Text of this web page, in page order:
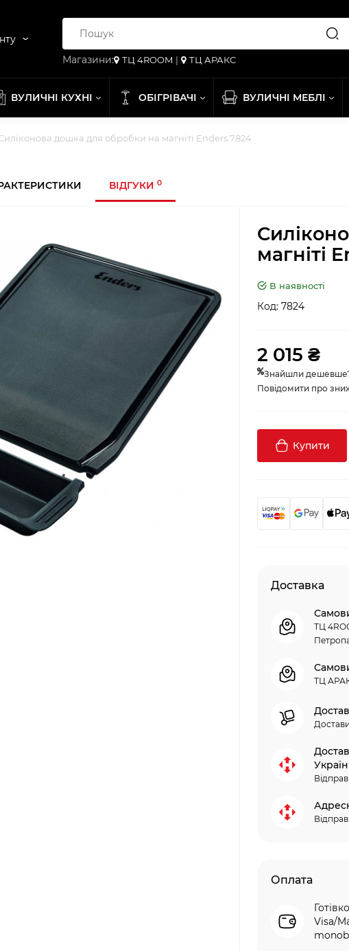
Магазини: ТЦ 4ROOM | ТЦ АРАКС
ВУЛИЧНІ КУХНІ ОБІГРІВАЧІ ВУЛИЧНІ МЕБЛІ
дошка для обробки на магніті Enders 7824
ВІДГУКИ 0
магніті
В наявності
Код: 7824
2 015 ₴
Знайшли
Повідомити про
Купити
Доставка
ТЦ
ТЦ
Оплата
Visa/